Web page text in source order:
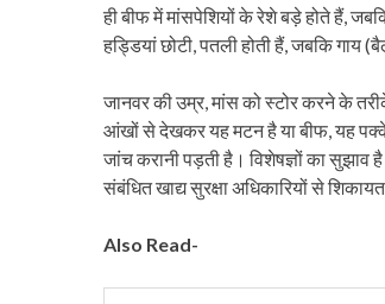
ही बीफ में मांसपेशियों के रेशे बड़े होते हैं,
हड्डियां छोटी, पतली होती हैं, जबकि गाय
जानवर की उम्र, मांस को स्टोर करने के
आंखों से देखकर यह मटन है या बीफ, यह पक्के
जांच करानी पड़ती है। विशेषज्ञों का सुझाव
संबंधित खाद्य सुरक्षा अधिकारियों से
Also Read-